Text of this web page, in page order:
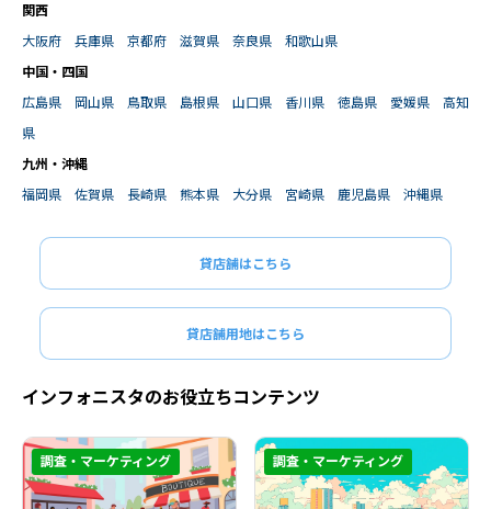
関西
大阪府
兵庫県 京都府 滋賀県 奈良県
和歌山県
中国・四国
広島県
岡山県 鳥取県 島根県 山口県 香川県 徳島県 愛媛県
高知
県
九州・沖縄
福岡県
佐賀県 長崎県 熊本県 大分県 宮崎県 鹿児島県 沖縄県
貸店舗はこちら
貸店舗用地はこちら
インフォニスタのお役立ちコンテンツ
調査・マーケティング 調査・マーケティング